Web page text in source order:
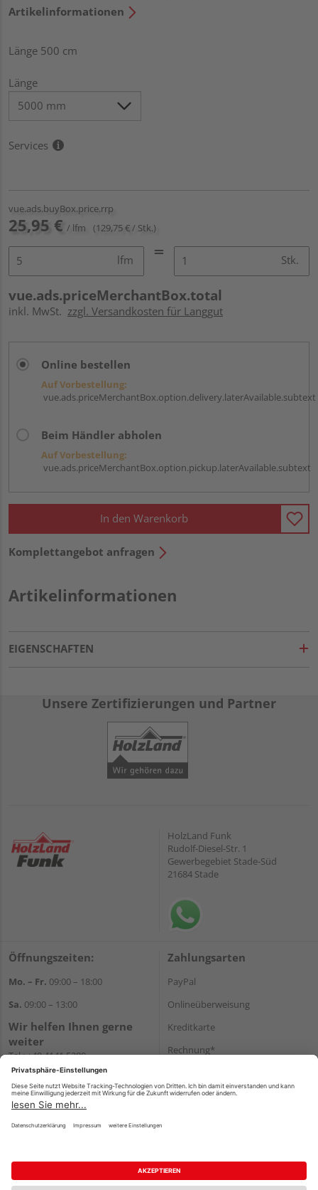
Artikelinformationen
Länge 500 cm
Länge
Services
vue.ads.buyBox.price.rrp
25,95 € / lfm (129,75 € / Stk.)
lfm Stk.
vue.ads.priceMerchantBox.total
inkl. MwSt. zzgl. Versandkosten für Langgut
Online bestellen
Auf Vorbestellung:
vue.ads.priceMerchantBox.option.delivery.laterAvailable.subtext
Beim Händler abholen
Auf Vorbestellung:
vue.ads.priceMerchantBox.option.pickup.laterAvailable.subtext
In den Warenkorb
Komplettangebot anfragen
Artikelinformationen
EIGENSCHAFTEN
Unsere Zertifizierungen und Partner
HolzLand Funk
Rudolf-Diesel-Str. 1
Gewerbegebiet Stade-Süd
21684 Stade
Öffnungszeiten:
Mo. – Fr. 09:00 – 18:00
Sa. 09:00 – 13:00
Wir helfen Ihnen gerne
weiter
Tel.:+49 4141 5380
E-Mail:shop@holzland-funk.de
WhatsApp
Zahlungsarten
PayPal
Onlineüberweisung
Kreditkarte
Rechnung*
Versand
Impressum AGB Widerruf
Datenschutz
Reservierungsbedingungen
Vertrag widerrufen